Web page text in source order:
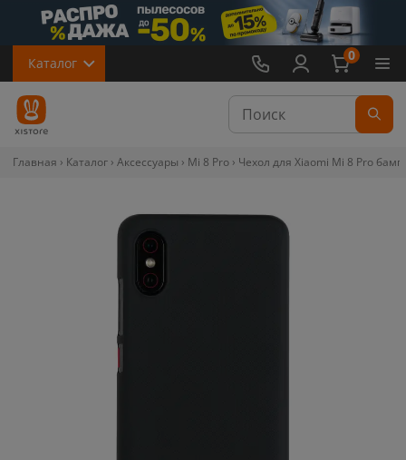
Каталог 0
Главная Каталог Аксессуары Mi 8 Pro Чехол для Xiaomi Mi 8 Pro